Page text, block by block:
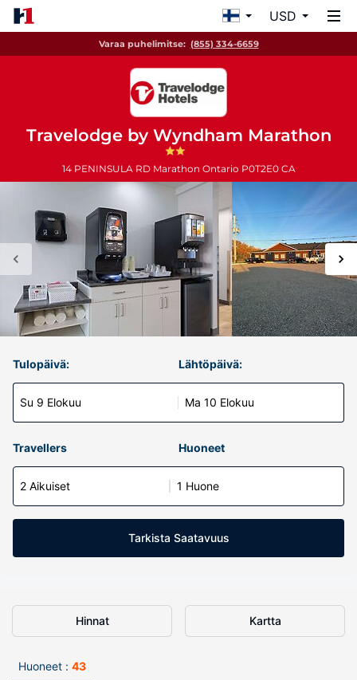
USD
Varaa puhelimitse: (855) 334-6659
Travelodge by Wyndham Marathon
14 PENINSULA RD Marathon Ontario P0T2E0 CA
Tulopäivä:
Su 9 Elokuu
Lähtöpäivä:
Ma 10 Elokuu
Travellers Huoneet
2 Aikuiset 1 Huone
Tarkista Saatavuus
Hinnat Kartta
Huoneet : 43